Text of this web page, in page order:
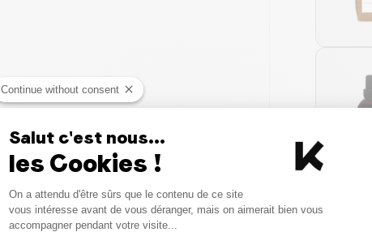
Continue without consent
Salut c'est nous...
les Cookies !
Consent Management
On a attendu d'être sûrs que le contenu de ce site
vous intéresse avant de vous déranger, mais on aimerait bien vous
accompagner pendant votre visite...
Axeptio consent